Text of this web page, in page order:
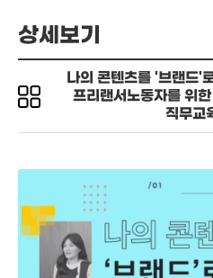
상세보기
나의 콘텐츠를 '브랜드'
프리랜서노동자를 위한
직무교